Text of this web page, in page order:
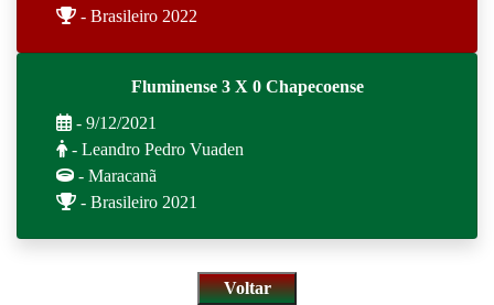
- Brasileiro 2022
Fluminense 3 X 0 Chapecoense
- 9/12/2021
- Leandro Pedro Vuaden
- Maracanã
- Brasileiro 2021